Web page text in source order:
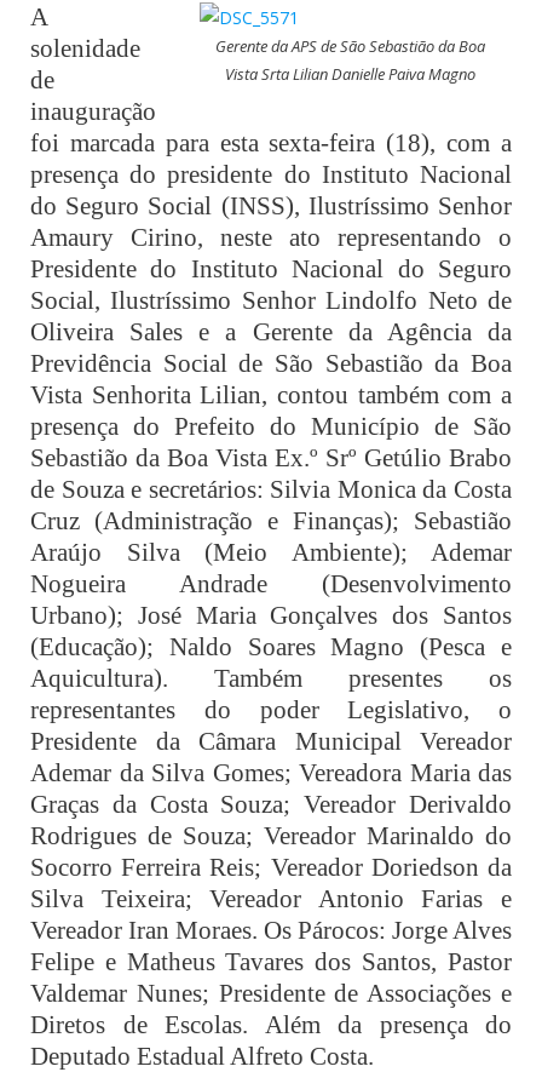
Gerente da APS de São Sebastião da Boa
Vista Srta Lilian Danielle Paiva Magno
A
solenidade
de
inauguração
foi marcada para esta sexta-feira (18), com a
presença do presidente do Instituto Nacional
do Seguro Social (INSS), Ilustríssimo Senhor
Amaury Cirino, neste ato representando o
Presidente do Instituto Nacional do Seguro
Social, Ilustríssimo Senhor Lindolfo Neto de
Oliveira Sales e a Gerente da Agência da
Previdência Social de São Sebastião da Boa
Vista Senhorita Lilian, contou também com a
presença do Prefeito do Município de São
Sebastião da Boa Vista Ex.º Srº Getúlio Brabo
de Souza e secretários: Silvia Monica da Costa
Cruz (Administração e Finanças); Sebastião
Araújo Silva (Meio Ambiente); Ademar
Nogueira Andrade (Desenvolvimento
Urbano); José Maria Gonçalves dos Santos
(Educação); Naldo Soares Magno (Pesca e
Aquicultura). Também presentes os
representantes do poder Legislativo, o
Presidente da Câmara Municipal Vereador
Ademar da Silva Gomes; Vereadora Maria das
Graças da Costa Souza; Vereador Derivaldo
Rodrigues de Souza; Vereador Marinaldo do
Socorro Ferreira Reis; Vereador Doriedson da
Silva Teixeira; Vereador Antonio Farias e
Vereador Iran Moraes. Os Párocos: Jorge Alves
Felipe e Matheus Tavares dos Santos, Pastor
Valdemar Nunes; Presidente de Associações e
Diretos de Escolas. Além da presença do
Deputado Estadual Alfreto Costa.